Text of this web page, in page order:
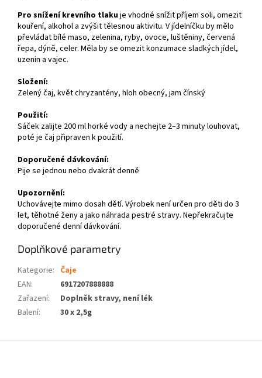
Pro snížení krevního tlakuje vhodné snížit příjem soli, omezit
kouření, alkohol a zvýšit tělesnou aktivitu. V jídelníčku by mělo
převládat bílé maso, zelenina, ryby, ovoce, luštěniny, červená
řepa, dýně, celer. Měla by se omezit konzumace sladkých jídel,
uzenin a vajec.
Složení:
Zelený čaj, květ chryzantény, hloh obecný, jam čínský
Použití:
Sáček zalijte 200 ml horké vody a nechejte 2–3 minuty louhovat,
poté je čaj připraven k použití.
Doporučené dávkování:
Pije se jednou nebo dvakrát denně
Upozornění:
Uchovávejte mimo dosah dětí. Výrobek není určen pro děti do 3
let, těhotné ženy a jako náhrada pestré stravy. Nepřekračujte
doporučené denní dávkování.
Doplňkové parametry
Kategorie: Čaje
EAN:
6917207888888
Zařazení:
Doplněk stravy, není lék
Balení: 30 x 2,5g